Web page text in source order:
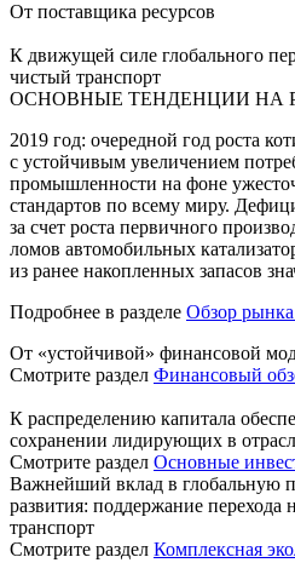
От поставщика ресурсов
К движущей силе глобального
чистый транспорт
ОСНОВНЫЕ ТЕНДЕНЦИИ НА
2019 год: очередной год роста
с устойчивым увеличением
промышленности на фоне
стандартов по всему миру.
за счет роста первичного
ломов автомобильных
из ранее накопленных запасов
Подробнее в разделе Обзор рынка
От «устойчивой» финансовой
Смотрите раздел Финансовый
К распределению капитала
сохранении лидирующих в
Смотрите раздел Основные
Важнейший вклад в глобальную
развития: поддержание перехода
транспорт
Смотрите раздел Комплексная